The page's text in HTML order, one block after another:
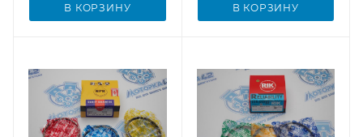
В КОРЗИНУ В КОРЗИНУ